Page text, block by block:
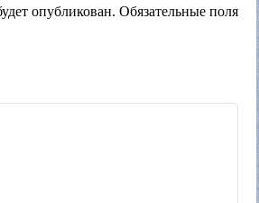
опубликован. Обязательные поля